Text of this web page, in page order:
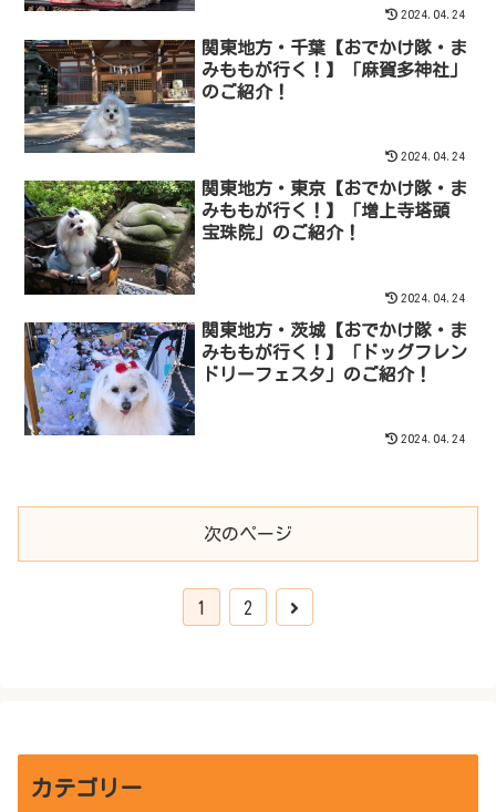
2024.04.24
関東地方・千葉【おでかけ隊・ま
みももが行く！】「麻賀多神社」
のご紹介！
2024.04.24
関東地方・東京【おでかけ隊・ま
みももが行く！】「増上寺塔頭
宝珠院」のご紹介！
2024.04.24
関東地方・茨城【おでかけ隊・ま
みももが行く！】「ドッグフレン
ドリーフェスタ」のご紹介！
2024.04.24
次のページ
1 2 次
カテゴリー